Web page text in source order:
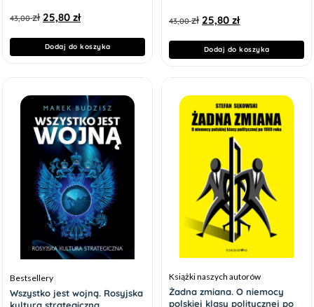
43,00zł 25,80 zł
Dodaj do koszyka
43,00zł 25,80 zł
Dodaj do koszyka
Bestsellery
Wszystko jest wojną. Rosyjska
Książki naszych autorów
Żadna zmiana. O niemocy
polskiej klasy politycznej po